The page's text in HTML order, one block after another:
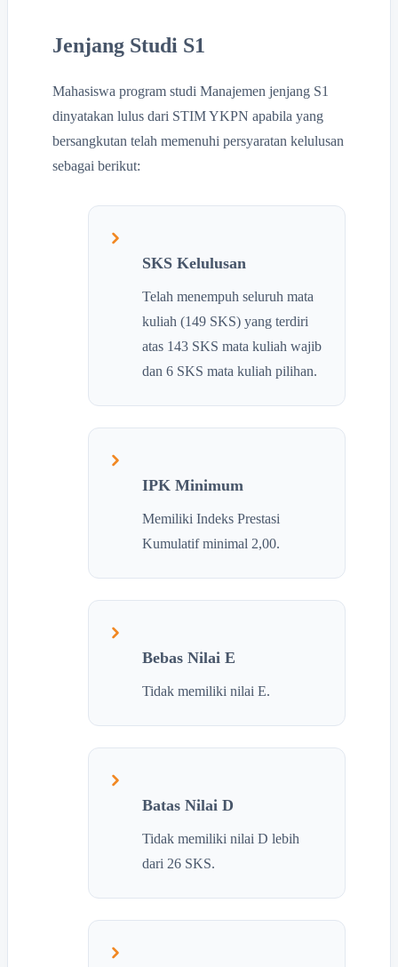
Jenjang Studi S1
Mahasiswa program studi Manajemen jenjang S1
dinyatakan lulus dari STIM YKPN apabila yang
bersangkutan telah memenuhi persyaratan kelulusan
sebagai berikut:
SKS Kelulusan
Telah menempuh seluruh mata
kuliah (149 SKS) yang terdiri
atas 143 SKS mata kuliah wajib
dan 6 SKS mata kuliah pilihan.
IPK Minimum
Memiliki Indeks Prestasi
Kumulatif minimal 2,00.
Bebas Nilai E
Tidak memiliki nilai E.
Batas Nilai D
Tidak memiliki nilai D lebih
dari 26 SKS.